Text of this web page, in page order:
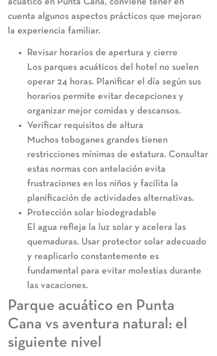
cuenta algunos aspectos prácticos que mejoran
la experiencia familiar.
Revisar horarios de apertura y cierre
Los parques acuáticos del hotel no suelen
operar 24 horas. Planificar el día según sus
horarios permite evitar decepciones y
organizar mejor comidas y descansos.
Verificar requisitos de altura
Muchos toboganes grandes tienen
restricciones mínimas de estatura. Consultar
estas normas con antelación evita
frustraciones en los niños y facilita la
planificación de actividades alternativas.
Protección solar biodegradable
El agua refleja la luz solar y acelera las
quemaduras. Usar protector solar adecuado
y reaplicarlo constantemente es
fundamental para evitar molestias durante
las vacaciones.
Parque acuático en Punta
Cana vs aventura natural: el
siguiente nivel